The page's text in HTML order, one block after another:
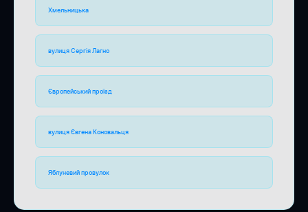
Хмельницька
вулиця Сергія Лагно
Європейський проїзд
вулиця Євгена Коновальця
Яблуневий провулок